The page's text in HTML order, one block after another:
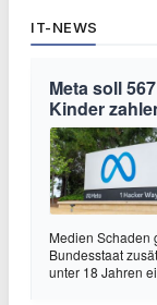
IT-NEWS
Meta soll
Kinder
Medien Schaden
Bundesstaat
unter 18 Jahren